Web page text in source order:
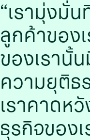
เรามุ่งมั่
ลูกค้าของ
ของเรานั้
ความยุติธ
เราคาดห
ธุรกิจของเ